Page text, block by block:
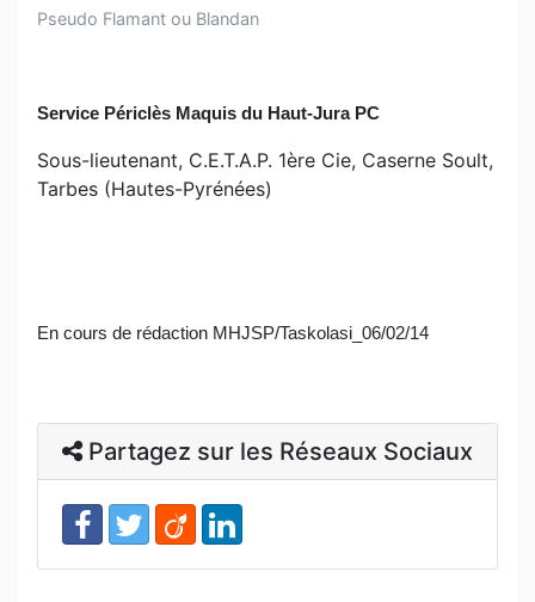
Pseudo Flamant ou Blandan
Service Périclès Maquis du Haut-Jura PC
Sous-lieutenant, C.E.T.A.P. 1ère Cie, Caserne Soult,
Tarbes (Hautes-Pyrénées)
En cours de rédaction MHJSP/Taskolasi_06/02/14
Partagez sur les Réseaux Sociaux